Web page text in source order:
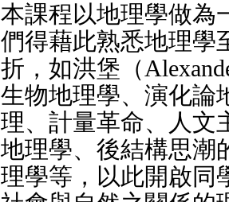
本課程以地理學做為
們得藉此熟悉地理學
折，如洪堡（
生物地理學、演化論
理、計量革命、人文
地理學、後結構思潮
理學等，以此開啟同